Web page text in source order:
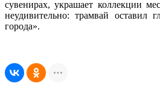
сувенирах, украшает коллекции
неудивительно: трамвай оставил
города».